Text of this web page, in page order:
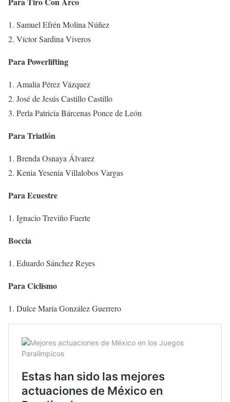
Samuel Efrén Molina Núñez
Víctor Sardina Viveros
Para Powerlifting
Amalia Pérez Vázquez
José de Jesús Castillo Castillo
Perla Patricia Bárcenas Ponce de León
Para Triatlón
Brenda Osnaya Álvarez
Kenia Yesenia Villalobos Vargas
Para Ecuestre
Ignacio Treviño Fuerte
Boccia
Eduardo Sánchez Reyes
Para Ciclismo
Dulce María González Guerrero